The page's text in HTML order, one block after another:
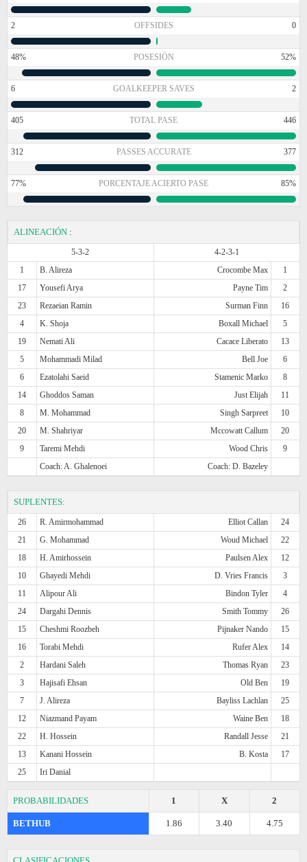
2 OFFSIDES 0
48% POSESIÓN 52%
6 GOALKEEPER SAVES 2
405 TOTAL PASE 446
312 PASSES ACCURATE 377
77% PORCENTAJE ACIERTO PASE 85%
ALINEACIÓN :
5-3-2
4-2-3-1
1
B. Alireza Crocombe Max
1
17
Yousefi Arya Payne Tim
2
23
Rezaeian Ramin Surman Finn
16
4
K. Shoja Boxall Michael
5
19
Nemati Ali Cacace Liberato
13
5
Mohammadi Milad Bell Joe
6
6
Ezatolahi Saeid Stamenic Marko
8
14
Ghoddos Saman Just Elijah
11
8
M. Mohammad Singh Sarpreet
10
20
M. Shahriyar Mccowatt Callum
20
9
Taremi Mehdi Wood Chris
9
Coach: A. Ghalenoei
Coach: D. Bazeley
SUPLENTES:
26 R. Amirmohammad Elliot Callan
24
21
G. Mohammad Woud Michael
22
18
H. Amirhossein Paulsen Alex
12
10
Ghayedi Mehdi D. Vries Francis
3
11
Alipour Ali Bindon Tyler
4
24
Dargahi Dennis Smith Tommy
26
15
Cheshmi Roozbeh Pijnaker Nando
15
16
Torabi Mehdi Rufer Alex
14
2
Hardani Saleh Thomas Ryan
23
3
Hajisafi Ehsan Old Ben
19
7
J. Alireza Bayliss Lachlan
25
12
Niazmand Payam Waine Ben
18
22
H. Hossein Randall Jesse
21
13
Kanani Hossein B. Kosta
17
25
Iri Danial
PROBABILIDADES 2
X
1
BETHUB 4.75
3.40
1.86